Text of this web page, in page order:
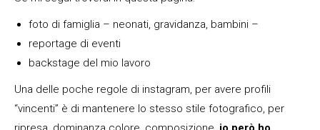
foto di famiglia – neonati, gravidanza, bambini –
reportage di eventi
backstage del mio lavoro
Una delle poche regole di instagram, per avere profili
“vincenti” è di mantenere lo stesso stile fotografico, per